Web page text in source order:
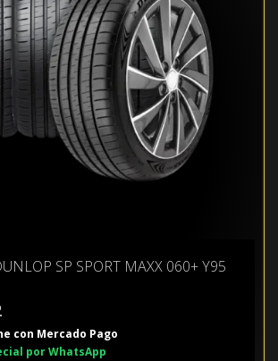
SP SPORT MAXX 060+ Y95
con Mercado Pago
por WhatsApp